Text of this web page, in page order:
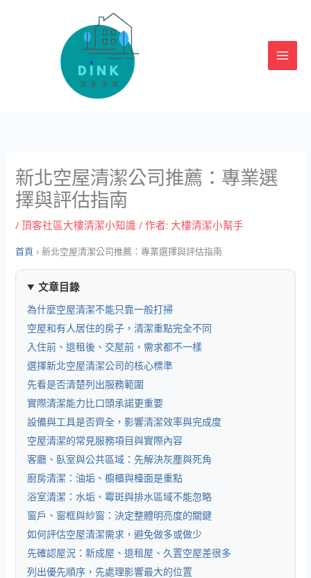
新北空屋清潔公司推薦：專業選
擇與評估指南
/頂客社區大樓清潔小知識 / 作者: 大樓清潔小幫手
首頁 ›新北空屋清潔公司推薦：專業選擇與評估指南
文章目錄
為什麼空屋清潔不能只靠一般打掃
空屋和有人居住的房子，清潔重點完全不同
入住前、退租後、交屋前，需求都不一樣
選擇新北空屋清潔公司的核心標準
先看是否清楚列出服務範圍
實際清潔能力比口頭承諾更重要
設備與工具是否齊全，影響清潔效率與完成度
空屋清潔的常見服務項目與實際內容
客廳、臥室與公共區域：先解決灰塵與死角
廚房清潔：油垢、櫥櫃與檯面是重點
浴室清潔：水垢、霉斑與排水區域不能忽略
窗戶、窗框與紗窗：決定整體明亮度的關鍵
如何評估空屋清潔需求，避免做多或做少
先確認屋況：新成屋、退租屋、久置空屋差很多
列出優先順序，先處理影響最大的位置